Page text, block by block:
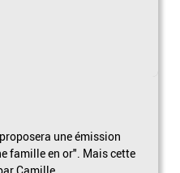
une émission
famille en or". Mais cette